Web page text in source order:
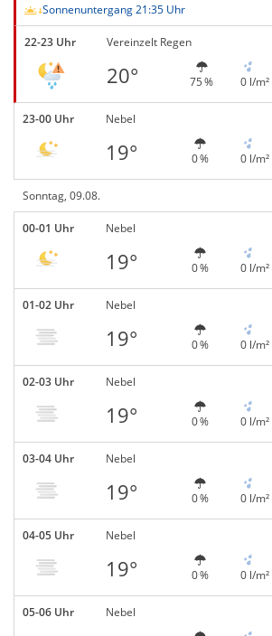
Sonnenuntergang 21:35 Uhr
22-23 Uhr Vereinzelt Regen
20° 75 % 0 l/m²
23-00 Uhr Nebel
19° 0 % 0 l/m²
Sonntag, 09.08.
00-01 Uhr Nebel
19° 0 % 0 l/m²
01-02 Uhr Nebel
19° 0 % 0 l/m²
02-03 Uhr Nebel
19° 0 % 0 l/m²
03-04 Uhr Nebel
19° 0 % 0 l/m²
04-05 Uhr Nebel
19° 0 % 0 l/m²
05-06 Uhr Nebel